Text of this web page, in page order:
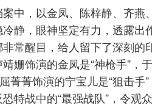
中，以金凤、陈梓静、齐
静，眼神坚定有力，透露出
常醒目，给人留下了深刻
姗饰演的金凤是“神枪手”，
菁菁饰演的宁宝儿是“狙击
特战中的“最强战队”，令观